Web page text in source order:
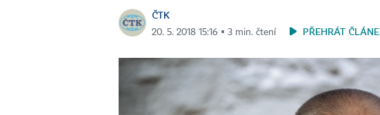
ČTK
20. 5. 2018 15:16 ▪ 3 min. čtení PŘEHRÁT